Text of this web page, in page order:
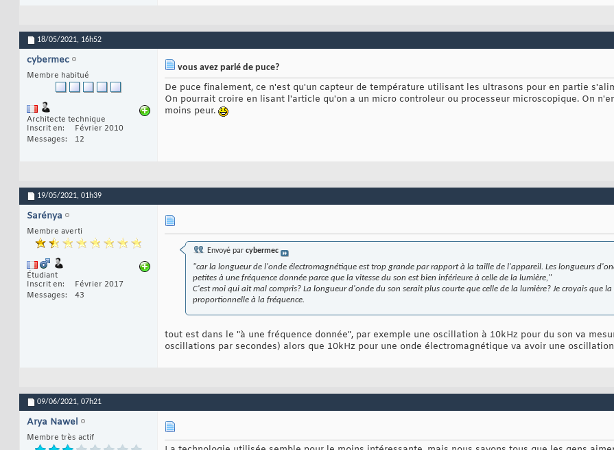
18/05/2021, 16h52
cybermec
Membre habitué
Architecte technique
Inscrit en
Février 2010
Messages
12
vous avez parlé de puce?
De puce finalement, ce n'est qu'un capteur de température utilisant les ultrasons pour en partie
On pourrait croire en lisant l'article qu'on a un micro controleur ou processeur microscopique. On
moins peur.
19/05/2021, 01h39
Sarénya
Membre averti
Étudiant
Inscrit en
Février 2017
Messages
43
Envoyé par cybermec
"car la longueur de l'onde électromagnétique est trop grande par rapport à la taille de l'appareil. Les longueurs
petites à une fréquence donnée parce que la vitesse du son est bien inférieure à celle de la lumière,"
C'est moi qui ait mal compris? La longueur d'onde du son serait plus courte que celle de la lumière? Je croyais que
proportionnelle à la fréquence.
tout est dans le "à une fréquence donnée", par exemple une oscillation à 10kHz pour du son va
oscillations par secondes) alors que 10kHz pour une onde électromagnétique va avoir une
09/06/2021, 07h21
Arya Nawel
Membre très actif